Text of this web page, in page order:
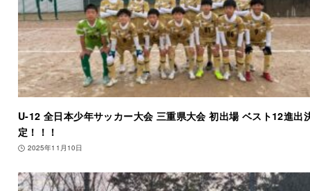
U-12 全日本少年サッカー大会 三重県大会 初出場 ベスト12進出
定！！！
2025年11月10日